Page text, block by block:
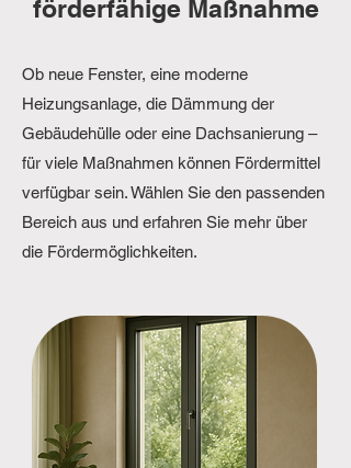
förderfähige Maßnahme
Ob neue Fenster, eine moderne
Heizungsanlage, die Dämmung der
Gebäudehülle oder eine Dachsanierung –
für viele Maßnahmen können Fördermittel
verfügbar sein. Wählen Sie den passenden
Bereich aus und erfahren Sie mehr über
die Fördermöglichkeiten.